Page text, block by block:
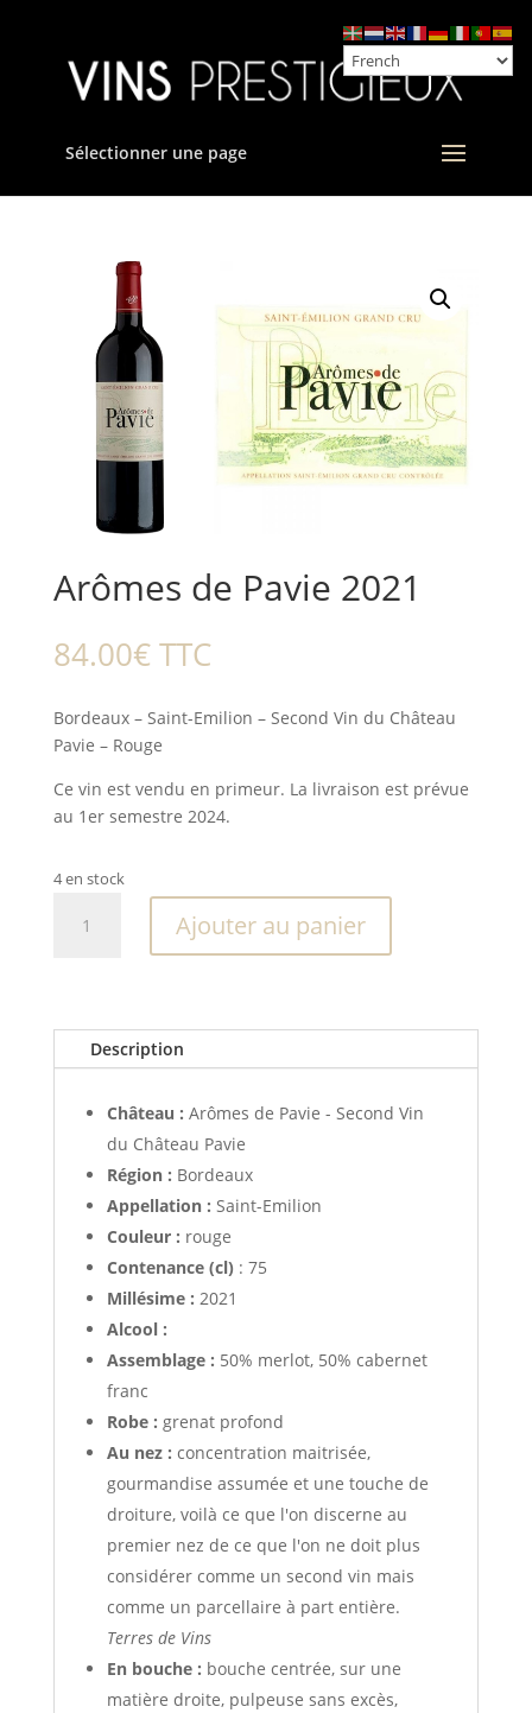
Sélectionner une page
Arômes de Pavie 2021
84.00€ TTC
Bordeaux – Saint-Emilion – Second Vin du Château
Pavie – Rouge
Ce vin est vendu en primeur. La livraison est prévue
au 1er semestre 2024.
4 en stock
Ajouter au panier
Description
Château : Arômes de Pavie - Second Vin
du Château Pavie
Région : Bordeaux
Appellation : Saint-Emilion
Couleur : rouge
Contenance (cl) : 75
Millésime : 2021
Alcool :
Assemblage : 50% merlot, 50% cabernet
franc
Robe : grenat profond
Au nez : concentration maitrisée,
gourmandise assumée et une touche de
droiture, voilà ce que l'on discerne au
premier nez de ce que l'on ne doit plus
considérer comme un second vin mais
comme un parcellaire à part entière.
Terres de Vins
En bouche : bouche centrée, sur une
matière droite, pulpeuse sans excès,